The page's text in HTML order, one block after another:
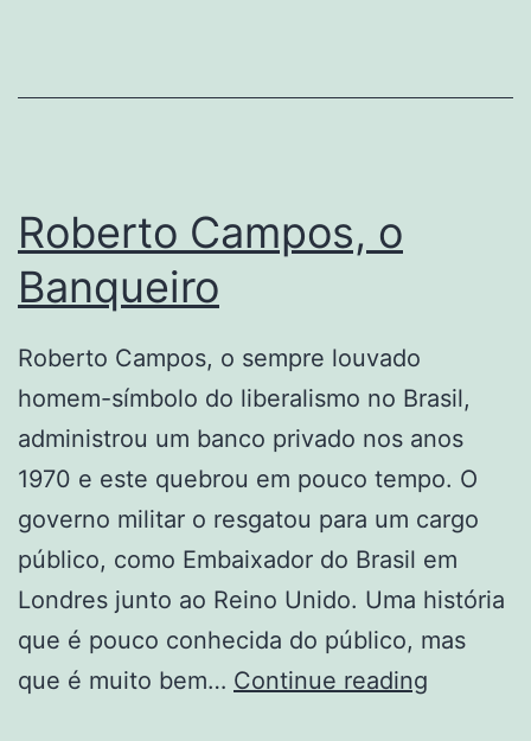
da
Roberto Campos, o
Banqueiro
Roberto Campos, o sempre louvado
homem-símbolo do liberalismo no Brasil,
administrou um banco privado nos anos
1970 e este quebrou em pouco tempo. O
governo militar o resgatou para um cargo
público, como Embaixador do Brasil em
Londres junto ao Reino Unido. Uma história
que é pouco conhecida do público, mas
que é muito bem… Continue reading